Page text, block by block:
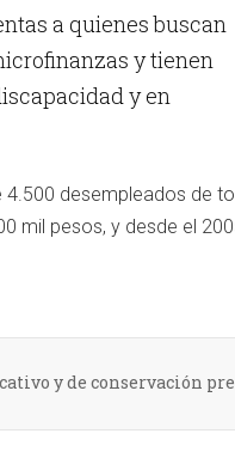
a quienes buscan
y tienen
y en
desempleados de
mil pesos, y desde el
y de conservación